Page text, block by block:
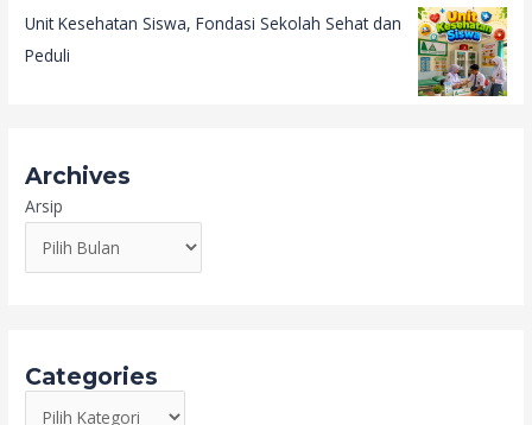
Unit Kesehatan Siswa, Fondasi Sekolah Sehat dan
Peduli
Archives
Arsip
Categories